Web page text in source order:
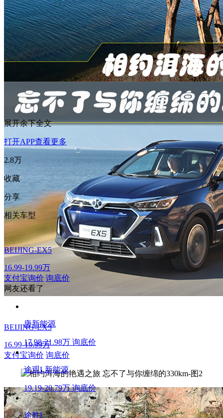
BEIJING-EX5
16.99-19.99万
支付宝询价 询底价
展开余下全文
打开APP查看更多
2.8万
收藏
分享
相关车型
BEIJING-EX5
16.99-19.99万
支付宝询价 询底价
网友还看了
唐新能源
17.98-21.98万 询底价
途观L新能源
19.19-20.79万 询底价
途胜L